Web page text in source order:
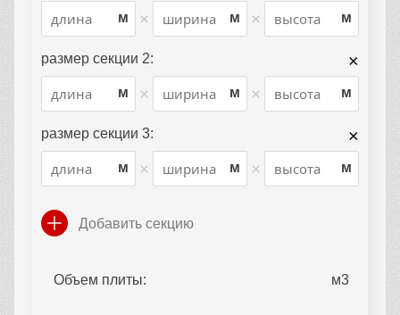
м × м × м
размер секции 2:
м × м × м
×
размер секции 3:
м × м × м
×
Добавить секцию
Объем плиты: